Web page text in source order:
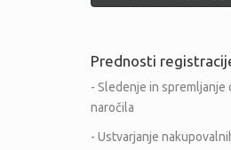
Prednosti
- Sledenje in spremljanje
naročila
- Ustvarjanje